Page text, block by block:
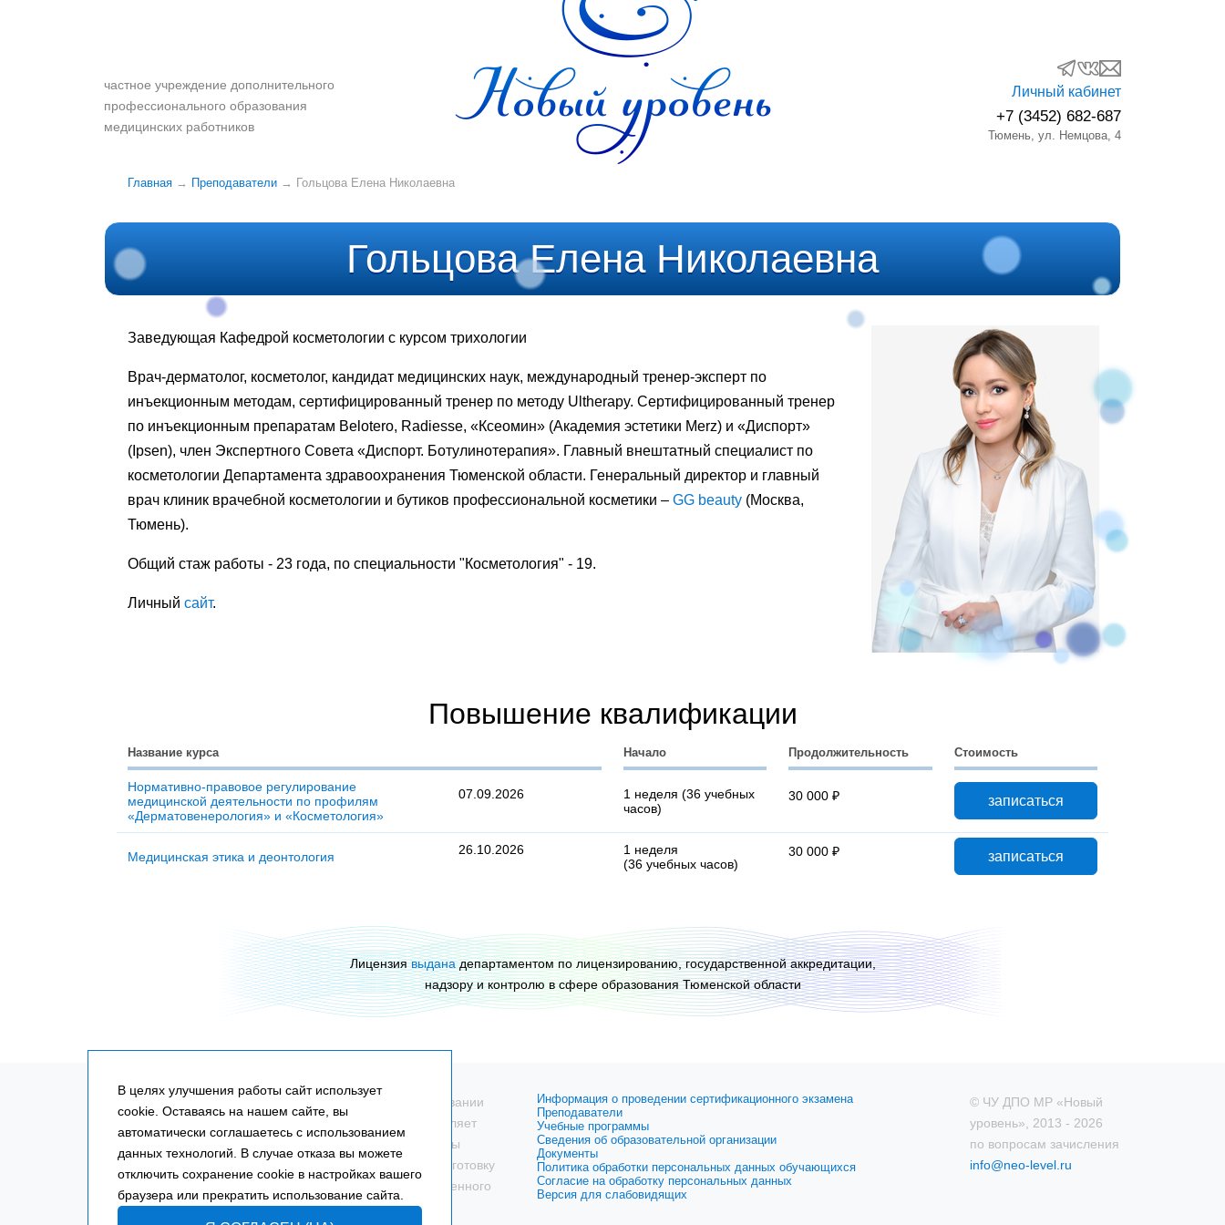
частное учреждение дополнительного
профессионального образования
медицинских работников
Личный кабинет
+7 (3452) 682-687
Тюмень, ул. Немцова, 4
Главная→ Преподаватели→ Гольцова Елена Николаевна
Гольцова Елена Николаевна
Заведующая Кафедрой косметологии с курсом трихологии
Врач-дерматолог, косметолог, кандидат медицинских наук, международный тренер-эксперт по
инъекционным методам, cертифицированный тренер по методу Ultherapy. Сертифицированный тренер
по инъекционным препаратам Belotero, Radiesse, «Ксеомин» (Академия эстетики Merz) и «Диспорт»
(Ipsen), член Экспертного Совета «Диспорт. Ботулинотерапия». Главный внештатный специалист по
косметологии Департамента здравоохранения Тюменской области. Генеральный директор и главный
врач клиник врачебной косметологии и бутиков профессиональной косметики – GG beauty(Москва,
Тюмень).
Общий стаж работы - 23 года, по специальности "Косметология" - 19.
Личный сайт.
Повышение квалификации
Название курса Начало Продолжительность Стоимость
Нормативно-правовое регулирование
медицинской деятельности по профилям
«Дерматовенерология» и «Косметология»
07.09.2026
1 неделя (36 учебных
часов)
30 000 ₽ записаться
Медицинская этика и деонтология 26.10.2026
1 неделя
(36 учебных часов)
30 000 ₽ записаться
Лицензиявыданадепартаментом по лицензированию, государственной аккредитации,
надзоруи контролю в сфереобразования Тюменской области
Федеральный закон от 273-ФЗ
«Об образовании
в Российской Федерации» с 01 сентября 2013 года позволяет
частным образовательным организациям проводить циклы
повышения квалификации и профессиональную переподготовку
медицинских работников и выдавать документы установленного
образца, которые имеют одинаковую юридическую силу
Информация о проведении сертификационного экзамена
Преподаватели
Учебные программы
Сведения об образовательной организации
Документы
Политика обработки персональных данных обучающихся
Согласие на обработку персональных данных
Версия для слабовидящих
© ЧУ ДПО МР «Новый
уровень», 2013 - 2026
по вопросам зачисления
info@neo-level.ru
В целях улучшения работы сайт использует
cookie. Оставаясь на нашем сайте, вы
автоматически соглашаетесь с использованием
данных технологий. В случае отказа вы можете
отключить сохранение cookie в настройках вашего
браузера или прекратить использование сайта.